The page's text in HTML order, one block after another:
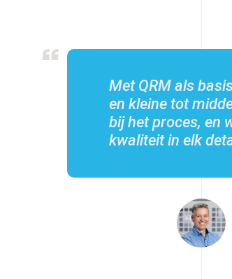
Met QRM als
en kleine tot
bij het proces, en
kwaliteit in elk